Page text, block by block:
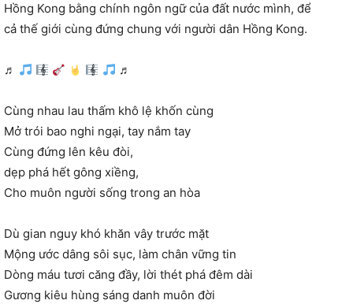
Hồng Kong bằng chính ngôn ngữ của đất nước mình, để
cả thế giới cùng đứng chung với người dân Hồng Kong.
♬ ♬
Cùng nhau lau thấm khô lệ khốn cùng
Mở trói bao nghi ngại, tay nắm tay
Cùng đứng lên kêu đòi,
dẹp phá hết gông xiềng,
Cho muôn người sống trong an hòa
Dù gian nguy khó khăn vây trước mặt
Mộng ước dâng sôi sục, làm chân vững tin
Dòng máu tươi căng đầy, lời thét phá đêm dài
Gương kiêu hùng sáng danh muôn đời